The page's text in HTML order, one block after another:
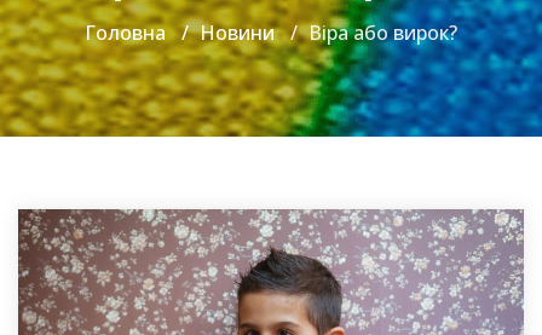
Головна Новини Віра або вирок?